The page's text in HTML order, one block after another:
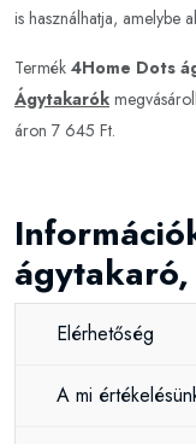
is használhatja, amelybe
Termék 4Home Dots
Ágytakarók
áron 7 645 Ft.
Elérhetőség
A mi